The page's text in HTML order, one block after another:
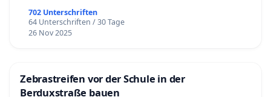
702 Unterschriften
64 Unterschriften / 30 Tage
26 Nov 2025
Zebrastreifen vor der Schule in der
Berduxstraße bauen